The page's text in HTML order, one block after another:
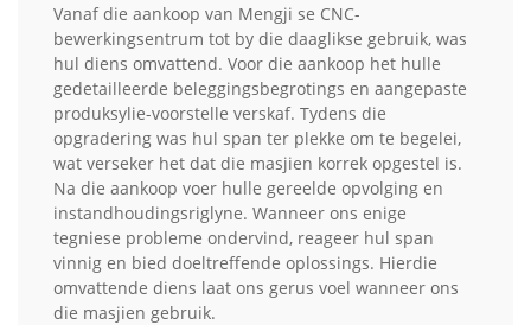
Vanaf die aankoop van Mengji se CNC-
bewerkingsentrum tot by die daaglikse gebruik, was
hul diens omvattend. Voor die aankoop het hulle
gedetailleerde beleggingsbegrotings en aangepaste
produksylie-voorstelle verskaf. Tydens die
opgradering was hul span ter plekke om te begelei,
wat verseker het dat die masjien korrek opgestel is.
Na die aankoop voer hulle gereelde opvolging en
instandhoudingsriglyne. Wanneer ons enige
tegniese probleme ondervind, reageer hul span
vinnig en bied doeltreffende oplossings. Hierdie
omvattende diens laat ons gerus voel wanneer ons
die masjien gebruik.